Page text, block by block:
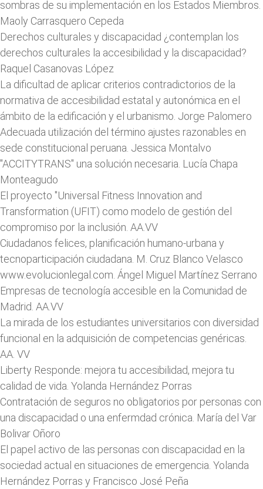
sombras de su implementación en los Estados Miembros.
Maoly Carrasquero Cepeda
Derechos culturales y discapacidad ¿contemplan los
derechos culturales la accesibilidad y la discapacidad?
Raquel Casanovas López
La dificultad de aplicar criterios contradictorios de la
normativa de accesibilidad estatal y autonómica en el
ámbito de la edificación y el urbanismo. Jorge Palomero
Adecuada utilización del término ajustes razonables en
sede constitucional peruana. Jessica Montalvo
"ACCITYTRANS" una solución necesaria. Lucía Chapa
Monteagudo
El proyecto "Universal Fitness Innovation and
Transformation (UFIT) como modelo de gestión del
compromiso por la inclusión. AA.VV
Ciudadanos felices, planificación humano-urbana y
tecnoparticipación ciudadana. M. Cruz Blanco Velasco
www.evolucionlegal.com. Ángel Miguel Martínez Serrano
Empresas de tecnología accesible en la Comunidad de
Madrid. AA.VV
La mirada de los estudiantes universitarios con diversidad
funcional en la adquisición de competencias genéricas.
AA. VV
​Liberty Responde: mejora tu accesibilidad, mejora tu
calidad de vida. Yolanda Hernández Porras
Contratación de seguros no obligatorios por personas con
una discapacidad o una enfermdad crónica. María del Var
Bolivar Oñoro
El papel activo de las personas con discapacidad en la
sociedad actual en situaciones de emergencia. Yolanda
Hernández Porras y Francisco José Peña